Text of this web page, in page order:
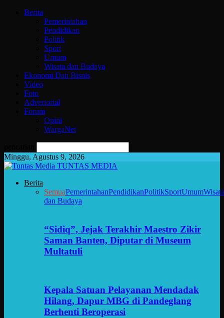
Berita
Pemerintahan
Pendidikan
Politik
Sport
Umum
Wisata dan Budaya
Ekonomi Dan Bisnis
Video
Foto
Advertorial
Forum
Opini
WargaNet
Minggu, Agustus 9, 2026
TUNTAS MEDIA
Berita
SemuaPemerintahanPendidikanPolitikSportUmumWisata
dan Budaya
“Sidiq”, Jejak Terakhir Maestro Zikir
Saman Banten, Diputar di Museum
Multatuli
Kepala Satuan Pelayanan Mendadak
Hilang, Dapur MBG di Pandeglang
Berhenti Beroperasi